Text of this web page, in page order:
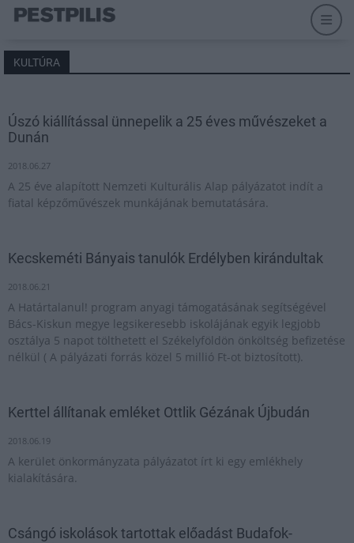
KULTÚRA
Úszó kiállítással ünnepelik a 25 éves művészeket a
Dunán
2018.06.27
A 25 éve alapított Nemzeti Kulturális Alap pályázatot indít a
fiatal képzőművészek munkájának bemutatására.
Kecskeméti Bányais tanulók Erdélyben kirándultak
2018.06.21
A Határtalanul! program anyagi támogatásának segítségével
Bács-Kiskun megye legsikeresebb iskolájának egyik legjobb
osztálya 5 napot tölthetett el Székelyföldön önköltség befizetése
nélkül ( A pályázati forrás közel 5 millió Ft-ot biztosított).
Kerttel állítanak emléket Ottlik Gézának Újbudán
2018.06.19
A kerület önkormányzata pályázatot írt ki egy emlékhely
kialakítására.
Csángó iskolások tartottak előadást Budafok-